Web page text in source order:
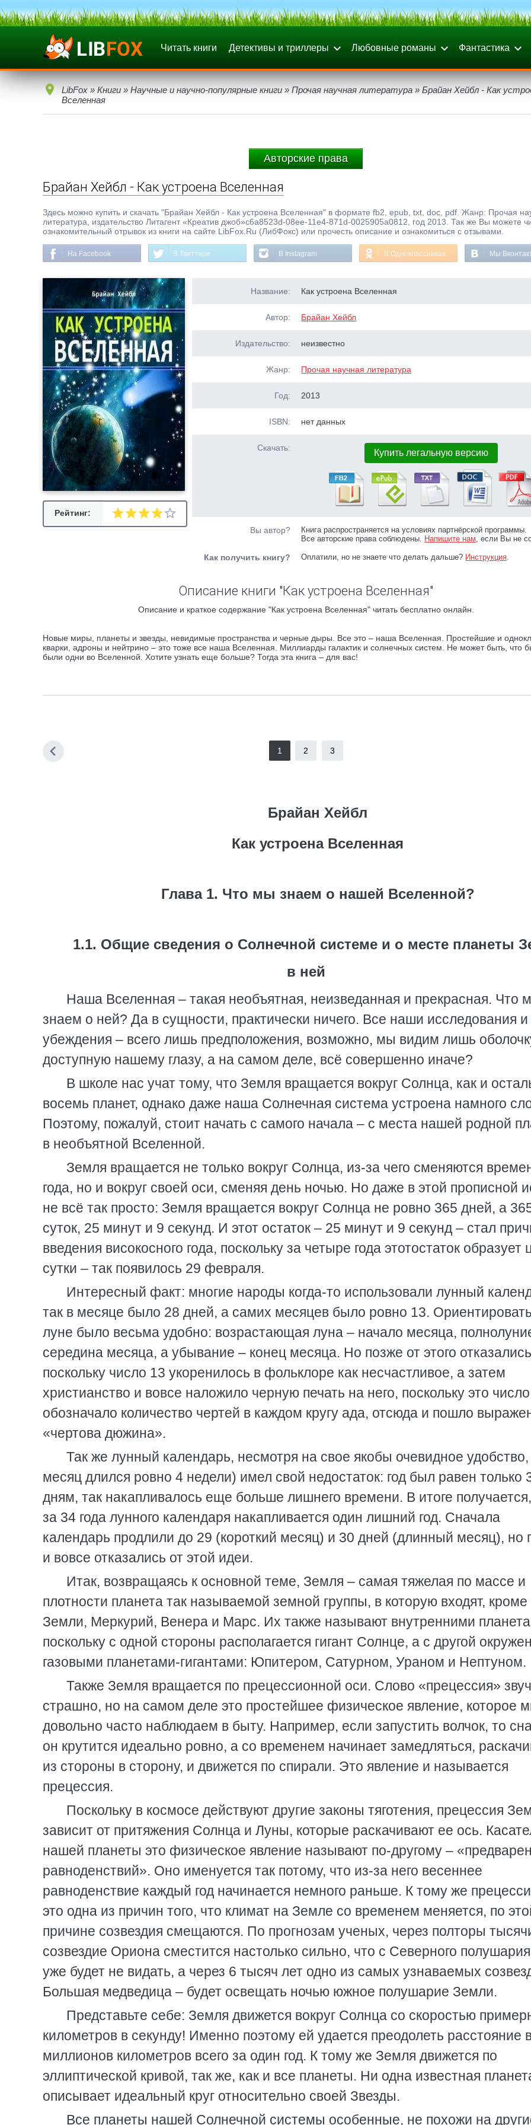
Читать книги Детективы и триллеры Любовные романы Фантастика
LibFox » Книги » Научные и научно-популярные книги » Прочая научная литература » Брайан Хейбл - Как
Вселенная
Авторские права
Брайан Хейбл - Как устроена Вселенная
Здесь можно купить и скачать "Брайан Хейбл - Как устроена Вселенная" в формате fb2, epub, txt, doc, pdf. Жанр: Прочая
литература, издательство Литагент «Креатив джоб»c6a8523d-08ee-11e4-871d-0025905a0812, год 2013. Так же Вы можете
ознакомительный отрывок из книги на сайте LibFox.Ru (ЛибФокс) или прочесть описание и ознакомиться с отзывами.
На Facebook В Твиттере В Instagram В Одноклассниках Мы
Рейтинг:
Название: Как устроена Вселенная
Автор: Брайан Хейбл
Издательство: неизвестно
Жанр: Прочая научная литература
Год: 2013
ISBN: нет данных
Скачать: Купить легальную версию
Вы автор?
Книга распространяется на условиях партнёрской программы.
Все авторские права соблюдены. Напишите нам, если Вы не
Как получить книгу? Оплатили, но не знаете что делать дальше? Инструкция.
Описание книги "Как устроена Вселенная"
Описание и краткое содержание "Как устроена Вселенная" читать бесплатно онлайн.
Новые миры, планеты и звезды, невидимые пространства и черные дыры. Все это – наша Вселенная. Простейшие и
кварки, адроны и нейтрино – это тоже все наша Вселенная. Миллиарды галактик и солнечных систем. Не может быть, что
были одни во Вселенной. Хотите узнать еще больше? Тогда эта книга – для вас!
1 2 3
Брайан Хейбл
Как устроена Вселенная
Глава 1. Что мы знаем о нашей Вселенной?
1.1. Общие сведения о Солнечной системе и о месте планеты
в ней
Наша Вселенная – такая необъятная, неизведанная и прекрасная. Что
знаем о ней? Да в сущности, практически ничего. Все наши исследования и
убеждения – всего лишь предположения, возможно, мы видим лишь
доступную нашему глазу, а на самом деле, всё совершенно иначе?
В школе нас учат тому, что Земля вращается вокруг Солнца, как и
восемь планет, однако даже наша Солнечная система устроена намного
Поэтому, пожалуй, стоит начать с самого начала – с места нашей родной
в необъятной Вселенной.
Земля вращается не только вокруг Солнца, из-за чего сменяются
года, но и вокруг своей оси, сменяя день ночью. Но даже в этой прописной
не всё так просто: Земля вращается вокруг Солнца не ровно 365 дней, а
суток, 25 минут и 9 секунд. И этот остаток – 25 минут и 9 секунд – стал
введения високосного года, поскольку за четыре года этотостаток образует
сутки – так появилось 29 февраля.
Интересный факт: многие народы когда-то использовали лунный
так в месяце было 28 дней, а самих месяцев было ровно 13.
луне было весьма удобно: возрастающая луна – начало месяца,
середина месяца, а убывание – конец месяца. Но позже от этого
поскольку число 13 укоренилось в фольклоре как несчастливое, а затем
христианство и вовсе наложило черную печать на него, поскольку это число
обозначало количество чертей в каждом кругу ада, отсюда и пошло
«чертова дюжина».
Так же лунный календарь, несмотря на свое якобы очевидное удобство,
месяц длился ровно 4 недели) имел свой недостаток: год был равен только
дням, так накапливалось еще больше лишнего времени. В итоге
за 34 года лунного календаря накапливается один лишний год. Сначала
календарь продлили до 29 (короткий месяц) и 30 дней (длинный месяц), но
и вовсе отказались от этой идеи.
Итак, возвращаясь к основной теме, Земля – самая тяжелая по массе и
плотности планета так называемой земной группы, в которую входят, кроме
Земли, Меркурий, Венера и Марс. Их также называют внутренними
поскольку с одной стороны располагается гигант Солнце, а с другой
газовыми планетами-гигантами: Юпитером, Сатурном, Ураном и Нептуном.
Также Земля вращается по прецессионной оси. Слово «прецессия»
страшно, но на самом деле это простейшее физическое явление, которое
довольно часто наблюдаем в быту. Например, если запустить волчок, то
он крутится идеально ровно, а со временем начинает замедляться,
из стороны в сторону, и движется по спирали. Это явление и называется
прецессия.
Поскольку в космосе действуют другие законы тяготения, прецессия
зависит от притяжения Солнца и Луны, которые раскачивают ее ось.
нашей планеты это физическое явление называют по-другому –
равноденствий». Оно именуется так потому, что из-за него весеннее
равноденствие каждый год начинается немного раньше. К тому же
это одна из причин того, что климат на Земле со временем меняется, по
причине созвездия смещаются. По прогнозам ученых, через полторы
созвездие Ориона сместится настолько сильно, что с Северного полушария
уже будет не видать, а через 6 тысяч лет одно из самых узнаваемых
Большая медведица – будет освещать ночью южное полушарие Земли.
Представьте себе: Земля движется вокруг Солнца со скоростью
километров в секунду! Именно поэтому ей удается преодолеть расстояние
миллионов километров всего за один год. К тому же Земля движется по
эллиптической кривой, так же, как и все планеты. Ни одна известная
описывает идеальный круг относительно своей Звезды.
Все планеты нашей Солнечной системы особенные, не похожи на